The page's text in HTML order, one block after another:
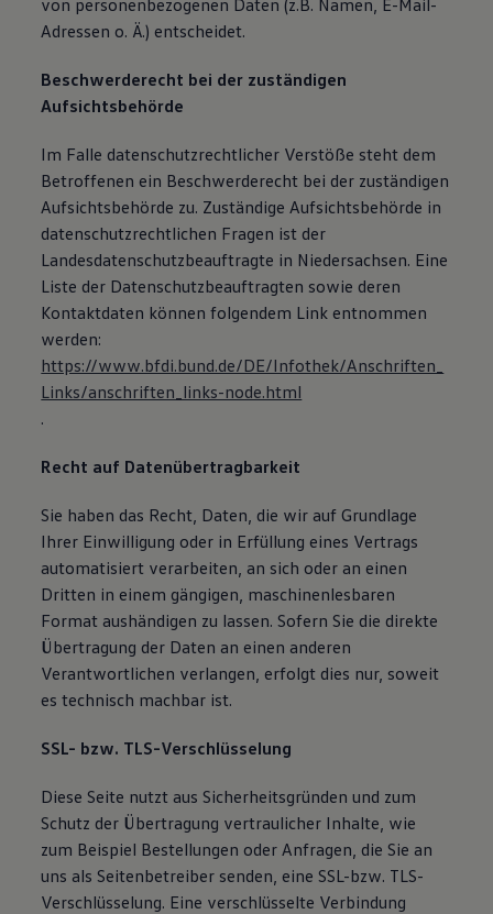
von personenbezogenen Daten (z.B. Namen, E-Mail-
Adressen o. Ä.) entscheidet.
Beschwerderecht bei der zuständigen
Aufsichtsbehörde
Im Falle datenschutzrechtlicher Verstöße steht dem
Betroffenen ein Beschwerderecht bei der zuständigen
Aufsichtsbehörde zu. Zuständige Aufsichtsbehörde in
datenschutzrechtlichen Fragen ist der
Landesdatenschutzbeauftragte in Niedersachsen. Eine
Liste der Datenschutzbeauftragten sowie deren
Kontaktdaten können folgendem Link entnommen
werden:
https://www.bfdi.bund.de/DE/Infothek/Anschriften_
Links/anschriften_links-node.html
.
Recht auf Datenübertragbarkeit
Sie haben das Recht, Daten, die wir auf Grundlage
Ihrer Einwilligung oder in Erfüllung eines Vertrags
automatisiert verarbeiten, an sich oder an einen
Dritten in einem gängigen, maschinenlesbaren
Format aushändigen zu lassen. Sofern Sie die direkte
Übertragung der Daten an einen anderen
Verantwortlichen verlangen, erfolgt dies nur, soweit
es technisch machbar ist.
SSL- bzw. TLS-Verschlüsselung
Diese Seite nutzt aus Sicherheitsgründen und zum
Schutz der Übertragung vertraulicher Inhalte, wie
zum Beispiel Bestellungen oder Anfragen, die Sie an
uns als Seitenbetreiber senden, eine SSL-bzw. TLS-
Verschlüsselung. Eine verschlüsselte Verbindung